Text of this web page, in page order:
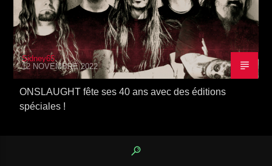
Sidney65
12 NOVEMBRE 2022
ONSLAUGHT fête ses 40 ans avec des éditions
spéciales !
NEWS